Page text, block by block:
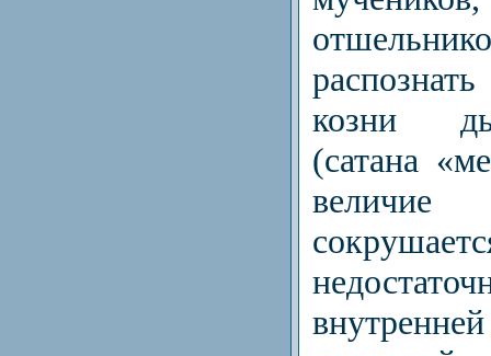
козни
(сатана